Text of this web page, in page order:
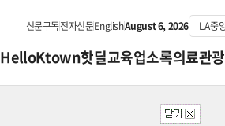
신문구독전자신문EnglishAugust 6, 2026
HelloKtown핫딜교육업소록의료관광